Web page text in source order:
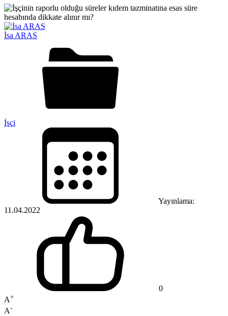
İsa ARAS
İşçi
Yayınlama:
11.04.2022
0
A+
A-